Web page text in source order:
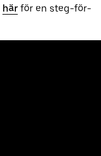
här för en steg-för-